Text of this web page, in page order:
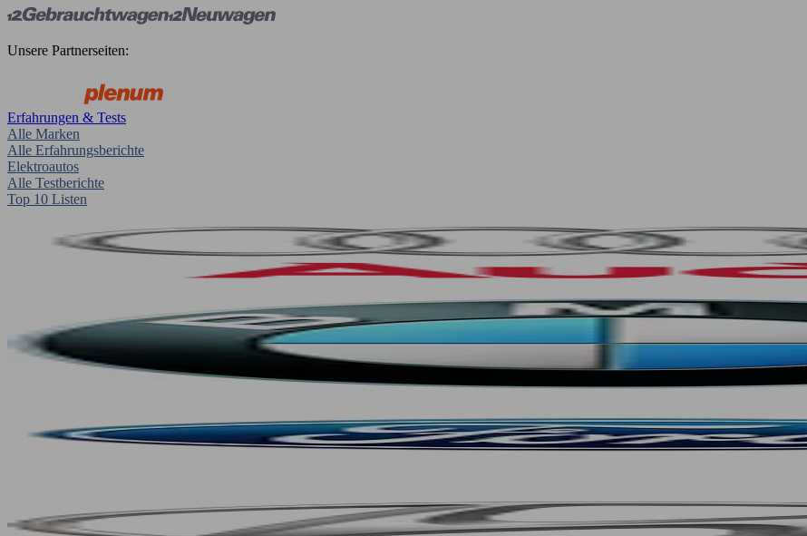
Unsere Partnerseiten:
Erfahrungen & Tests
Alle Marken
Alle Erfahrungsberichte
Elektroautos
Alle Testberichte
Top 10 Listen